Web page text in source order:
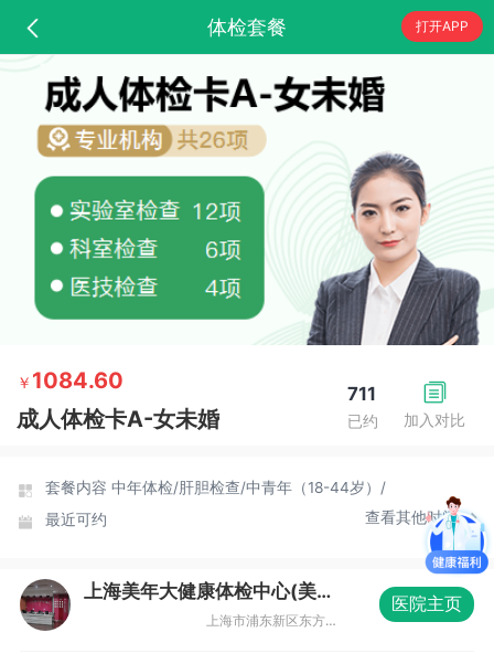
体检套餐 打开APP
加入对比
711
已约
￥ 1084.60
成人体检卡A-女未婚
套餐内容 中年体检/肝胆检查/中青年（18-44岁）/
最近可约
查看其他时间
上海美年大健康体检中心(美东分院)
上海市浦东新区东方路836号齐鲁大厦3楼整层
医院主页